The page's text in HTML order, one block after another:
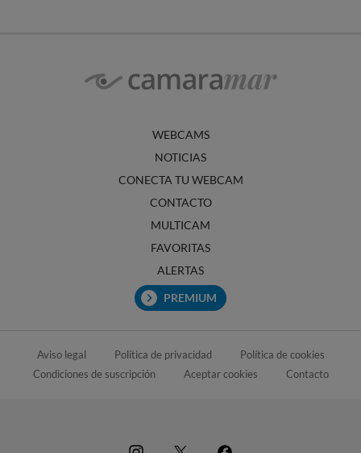
WEBCAMS
NOTICIAS
CONECTA TU WEBCAM
CONTACTO
MULTICAM
FAVORITAS
ALERTAS
PREMIUM
Aviso legal Política de privacidad
Política de cookies
Condiciones de suscripción
Aceptar cookies Contacto